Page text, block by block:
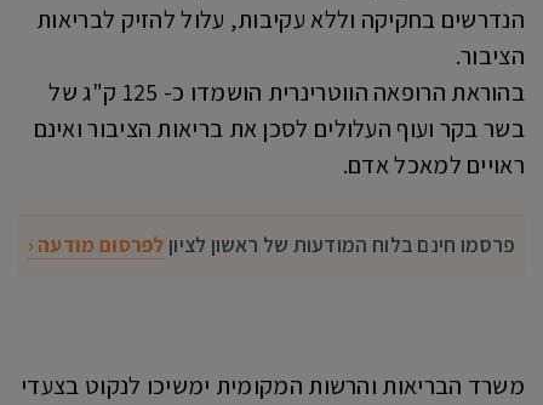
הנדרשים בחקיקה וללא עקיבות, עלול להזיק לבריאות
הציבור.
בהוראת הרופאה הווטרינרית הושמדו כ- 125 ק"ג של
בשר בקר ועוף העלולים לסכן את בריאות הציבור ואינם
ראויים למאכל אדם.
פרסמו חינם בלוח המודעות של ראשון לציון לפרסום מודעה ‹
משרד הבריאות והרשות המקומית ימשיכו לנקוט בצעדי